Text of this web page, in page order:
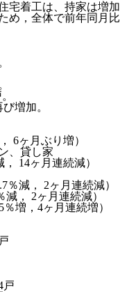
宅着工は、持家は増加
め，全体で前年同月比
増加。
6ヶ月ぶり増）
、貸し家
14ヶ月連続減）
減， 2ヶ月連続減）
， 2ヶ月連続減）
増，4ヶ月連続増）
戸